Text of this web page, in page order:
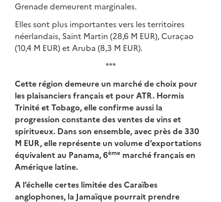
Grenade demeurent marginales.
Elles sont plus importantes vers les territoires
néerlandais, Saint Martin (28,6 M EUR), Curaçao
(10,4 M EUR) et Aruba (8,3 M EUR).
***
Cette région demeure un marché de choix pour
les plaisanciers français et pour ATR. Hormis
Trinité et Tobago, elle confirme aussi la
progression constante des ventes de vins et
spiritueux. Dans son ensemble, avec près de 330
M EUR, elle représente un volume d’exportations
équivalent au Panama, 6ème marché français en
Amérique latine.
A l’échelle certes limitée des Caraïbes
anglophones, la Jamaïque pourrait prendre